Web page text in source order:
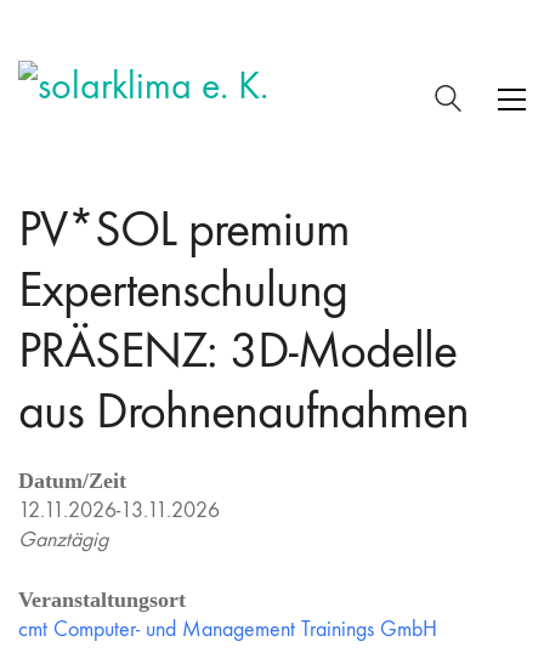
PV*SOL premium
Expertenschulung
PRÄSENZ: 3D-Modelle
aus Drohnenaufnahmen
Datum/Zeit
12.11.2026-13.11.2026
Ganztägig
Veranstaltungsort
cmt Computer- und Management Trainings GmbH